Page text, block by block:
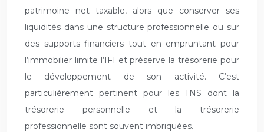
patrimoine net taxable, alors que conserver ses
liquidités dans une structure professionnelle ou sur
des supports financiers tout en empruntant pour
l’immobilier limite l’IFI et préserve la trésorerie pour
le développement de son activité. C’est
particulièrement pertinent pour les TNS dont la
trésorerie personnelle et la trésorerie
professionnelle sont souvent imbriquées.